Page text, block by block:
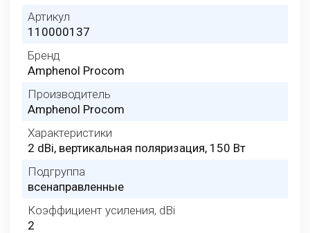
Артикул
110000137
Бренд
Amphenol Procom
Производитель
Amphenol Procom
Характеристики
2 dBi, вертикальная поляризация, 150 Вт
Подгруппа
всенаправленные
Коэффициент усиления, dBi
2